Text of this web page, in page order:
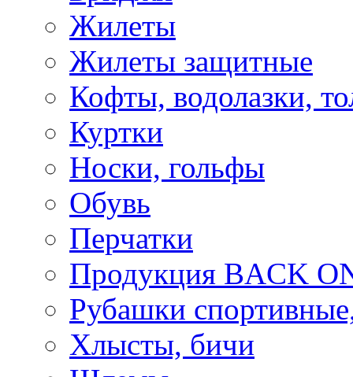
Жилеты
Жилеты защитные
Кофты, водолазки,
Куртки
Носки, гольфы
Обувь
Перчатки
Продукция BACK
Рубашки
Хлысты, бичи